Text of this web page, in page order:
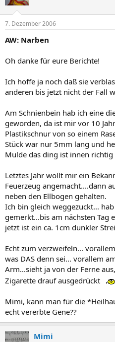
7. Dezember 2006
AW: Narben
Oh danke für eure Berichte!
Ich hoffe ja noch daß sie
anderen bis jetzt nicht der Fall
Am Schnienbein hab ich eine
geworden, da ist mir vor 10
Plastikschnur von so einem
Stück war nur 5mm lang und
Mulde das ding ist innen
Letztes Jahr wollt mir ein
Feuerzeug angemacht....dann
neben den Ellbogen gehalten.
Ich bin gleich weggezuckt...
gemerkt...bis am nächsten Tag
jetzt ist ein ca. 1cm dunkler
Echt zum verzweifeln...
was DAS denn sei... vorallem
Arm...sieht ja von der Ferne
Zigarette drauf ausgedrückt
Mimi, kann man für die
echt vererbte Gene??
Mimi